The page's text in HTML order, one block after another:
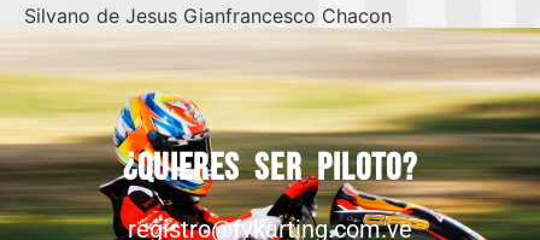
Silvano de Jesus Gianfrancesco Chacon
¿Quieres ser piloto?
registro@fvkarting.com.ve